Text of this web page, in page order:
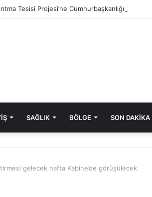
Tesisi Projesi’ne Cumhurbaşkanlığı onayı
SAĞLIK BÖLGE SON DAKIKA
gelecek hafta Kabine’de görüşülecek